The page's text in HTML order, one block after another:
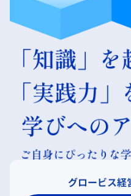
グロービス経